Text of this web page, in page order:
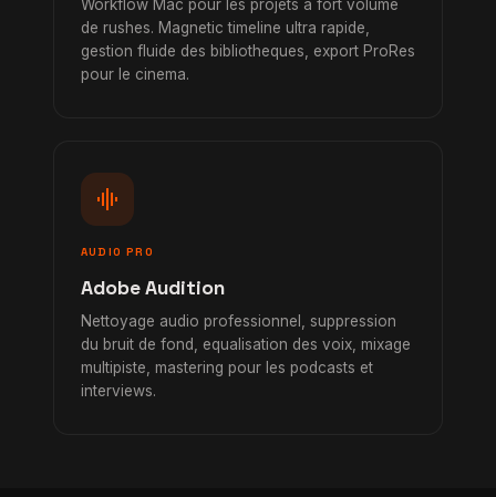
Workflow Mac pour les projets a fort volume
de rushes. Magnetic timeline ultra rapide,
gestion fluide des bibliotheques, export ProRes
pour le cinema.
graphic_eq
AUDIO PRO
Adobe Audition
Nettoyage audio professionnel, suppression
du bruit de fond, equalisation des voix, mixage
multipiste, mastering pour les podcasts et
interviews.